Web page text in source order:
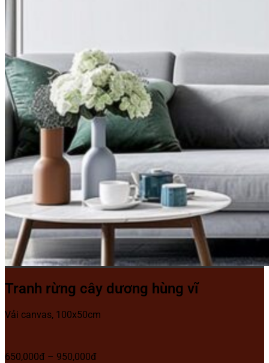
Tranh rừng cây dương hùng vĩ
Vải canvas, 100x50cm
650,000đ – 950,000đ